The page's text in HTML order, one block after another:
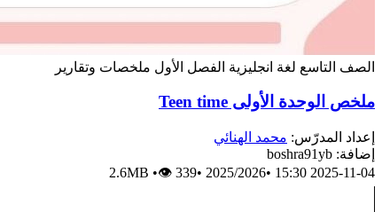
الصف التاسع لغة انجليزية الفصل الأول ملخصات وتقارير
ملخص الوحدة الأولى Teen time
إعداد المدرّس: محمد الهنائي
إضافة: boshra91yb
2025-11-04 15:30
•
2025/2026
•
2.6MB •👁 339